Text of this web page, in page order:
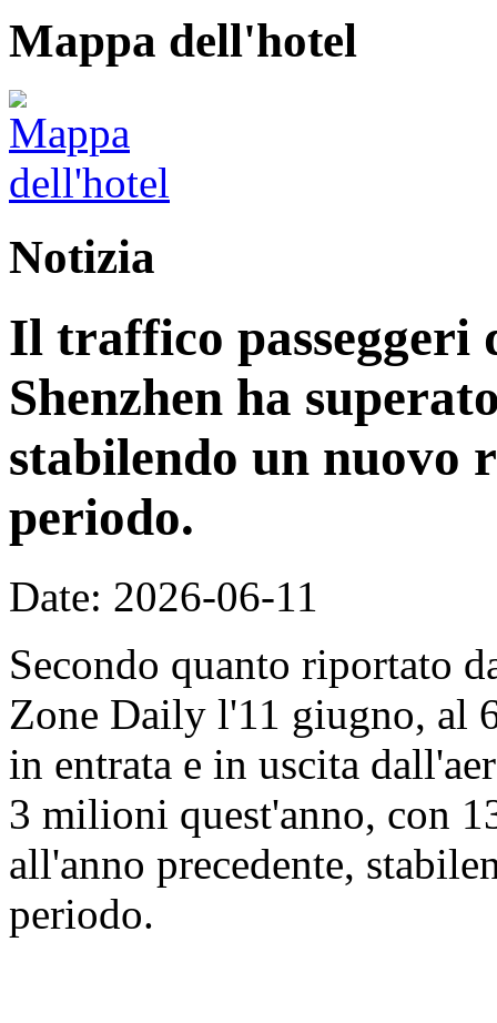
Mappa dell'hotel
Notizia
Il traffico passeggeri
Shenzhen ha
stabilendo un nuovo
periodo.
Date: 2026-06-11
Secondo quanto riportato
Zone Daily l'11 giugno, al
in entrata e in uscita
3 milioni quest'anno, con
all'anno precedente,
periodo.